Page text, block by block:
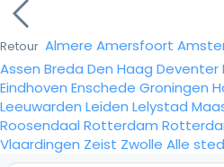
Retour Almere Amersfoort
Assen Breda Den Haag Deventer
Eindhoven Enschede Groningen
Leeuwarden Leiden Lelystad
Roosendaal Rotterdam
Vlaardingen Zeist Zwolle Alle